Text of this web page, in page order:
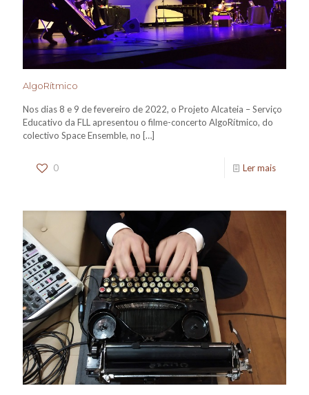
AlgoRítmico
Nos dias 8 e 9 de fevereiro de 2022, o Projeto Alcateia – Serviço
Educativo da FLL apresentou o filme-concerto AlgoRítmico, do
colectivo Space Ensemble, no […]
0 Ler mais